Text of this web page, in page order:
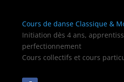
Cours de danse Classique &
Initiation dès 4 ans,
perfectionnement
Cours collectifs et cours